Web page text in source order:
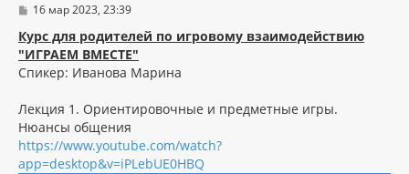
С
о
б
щ
е
е
16 мар 2023, 23:39
Курс для родителей по игровому взаимодействию
"ИГРАЕМ ВМЕСТЕ"
Спикер: Иванова Марина
Лекция 1. Ориентировочные и предметные игры.
Нюансы общения
https://www.youtube.com/watch?
app=desktop&v=iPLebUE0HBQ